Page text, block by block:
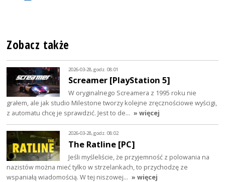
Zobacz także
2026-03-28, godz. 08:01
Screamer [PlayStation 5]
W oryginalnego Screamera z 1995 roku nie
grałem, ale jak studio Milestone tworzy kolejne zręcznościowe wyścigi,
z automatu chcę je sprawdzić. Jest to de… » więcej
2026-03-28, godz. 08:02
The Ratline [PC]
Jeśli myśleliście, że przyjemność z polowania na
nazistów można mieć tylko w strzelankach, to przychodzę ze
wspaniałą wiadomością. W tej niszowej… » więcej